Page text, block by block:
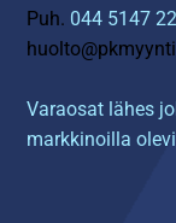
Puh. 044 5147
Varaosat lähes
markkinoilla